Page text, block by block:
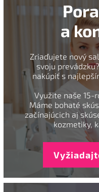
a
Zriaďujete nový
svoju
nakúpiť s
Využite naše 15-
Máme bohaté
začínajúcich aj
kozmetiky,